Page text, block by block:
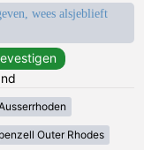
wees alsjeblieft
Outer Rhodes